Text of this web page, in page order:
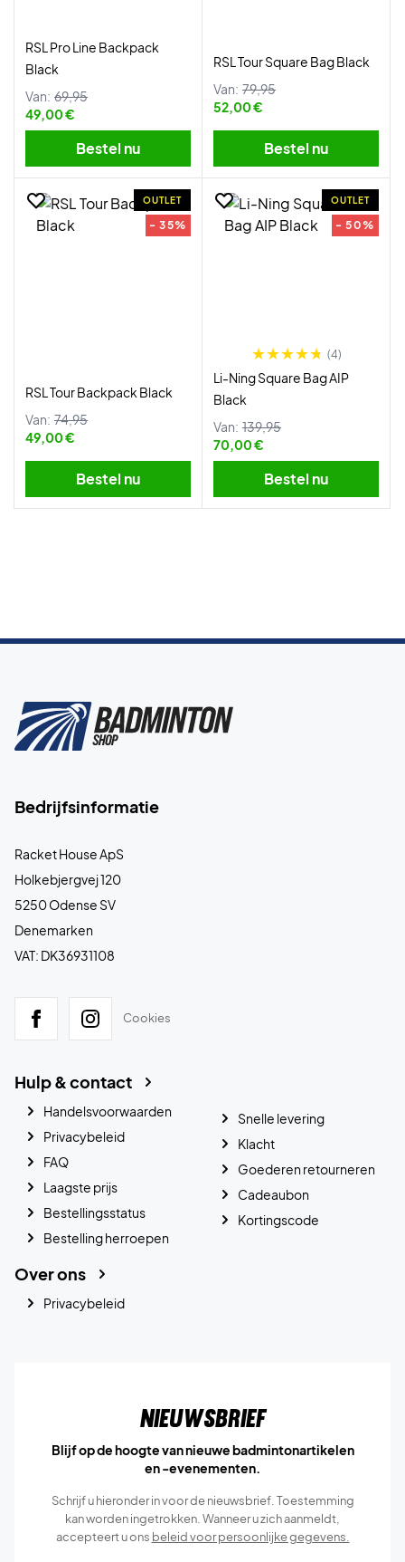
RSL Pro Line Backpack
Black
Van: 69,95
49,00 €
Bestel nu
RSL Tour Square Bag Black
Van: 79,95
52,00 €
Bestel nu
OUTLET
- 35%
RSL Tour Backpack Black
Van: 74,95
49,00 €
Bestel nu
OUTLET
- 50%
(4)
Li-Ning Square Bag AIP
Black
Van: 139,95
70,00 €
Bestel nu
Bedrijfsinformatie
Racket House ApS
Holkebjergvej 120
5250 Odense SV
Denemarken
VAT: DK36931108
Cookies
Hulp & contact
Handelsvoorwaarden
Privacybeleid
FAQ
Laagste prijs
Bestellingsstatus
Bestelling herroepen
Snelle levering
Klacht
Goederen retourneren
Cadeaubon
Kortingscode
Over ons
Privacybeleid
Nieuwsbrief
Blijf op de hoogte van nieuwe badmintonartikelen
en -evenementen.
Schrijf u hieronder in voor de nieuwsbrief. Toestemming
kan worden ingetrokken. Wanneer u zich aanmeldt,
accepteert u ons beleid voor persoonlijke gegevens.